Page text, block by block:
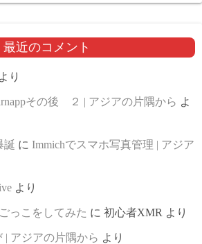
最近のコメント
より
その後 ２ | アジアの片隅から よ
誕 に Immichでスマホ写真管理 | アジア
より
っこをしてみた に 初心者XMR より
| アジアの片隅から より